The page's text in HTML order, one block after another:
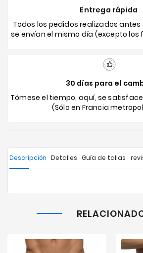
Entrega rápida
Todos los pedidos realizados antes
se envían el mismo día (excepto los
30 días para el
Tómese el tiempo, aquí, se
(Sólo en Francia
Descripción Detalles Guía de tallas